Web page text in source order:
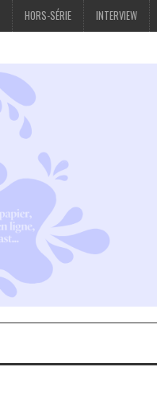
HORS-SÉRIE INTERVIEW